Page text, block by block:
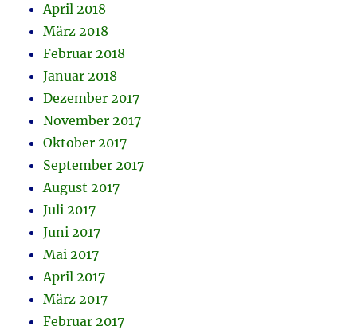
April 2018
März 2018
Februar 2018
Januar 2018
Dezember 2017
November 2017
Oktober 2017
September 2017
August 2017
Juli 2017
Juni 2017
Mai 2017
April 2017
März 2017
Februar 2017